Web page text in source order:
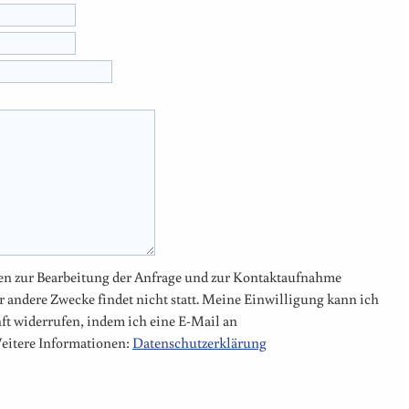
zur Bearbeitung der Anfrage und zur Kontaktaufnahme
andere Zwecke findet nicht statt. Meine Einwilligung kann ich
widerrufen, indem ich eine E-Mail an
Informationen: Datenschutzerklärung